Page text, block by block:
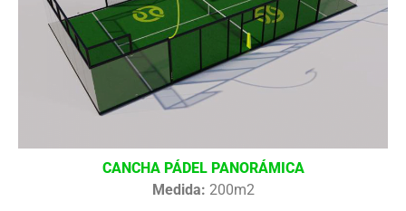
CANCHA PÁDEL PANORÁMICA
Medida: 200m2